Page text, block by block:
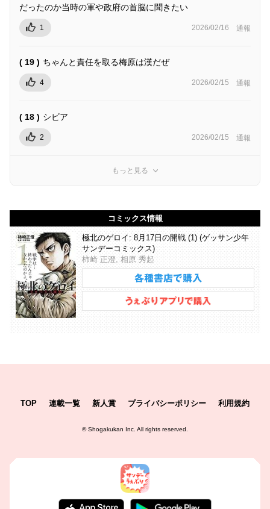
だったのか当時の軍や政府の首脳に聞きたい
1 2026/02/16 通報
( 19 ) ちゃんと責任を取る梅原は漢だぜ
4 2026/02/15 通報
( 18 ) シビア
2 2026/02/15 通報
もっと見る
コミックス情報
極北のゲロイ: 8月17日の開戦 (1) (ゲッサン少年
サンデーコミックス)
柿崎 正澄, 相原 秀起
TOP 連載一覧 新人賞 プライバシーポリシー 利用規約
©Shogakukan Inc. All rights reserved.